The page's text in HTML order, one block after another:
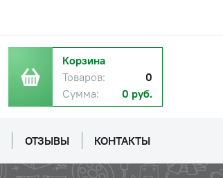
Корзина
Товаров:
0
Сумма:
0 руб.
ОТЗЫВЫ КОНТАКТЫ